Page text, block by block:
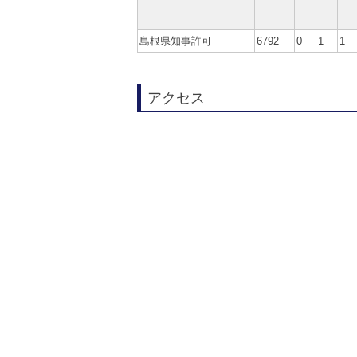
島根県知事許可 6792 0 1 1
アクセス